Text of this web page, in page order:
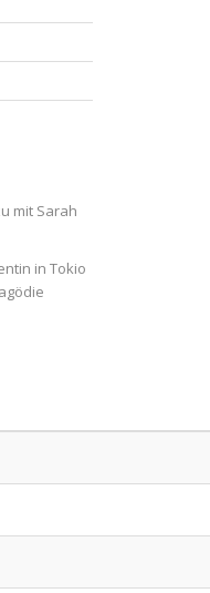
mit Sarah
in Tokio